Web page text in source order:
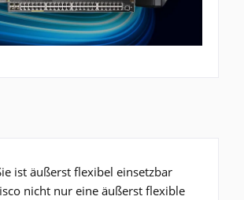
ist äußerst flexibel einsetzbar
nicht nur eine äußerst flexible